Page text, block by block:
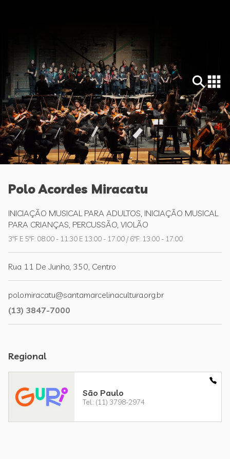
Polo Acordes Miracatu
INICIAÇÃO MUSICAL PARA ADULTOS, INICIAÇÃO MUSICAL
PARA CRIANÇAS, PERCUSSÃO, VIOLÃO
3ªF E 5ªF: 08:00 - 11:30 E 13:00 - 17:00 / 6ªF: 13:00 - 17:00
Rua 11 De Junho, 350, Centro
polo.miracatu@santamarcelinacultura.org.br
(13) 3847-7000
Regional
São Paulo
Tel.: (11) 3798-2974